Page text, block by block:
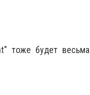
тоже будет весьма